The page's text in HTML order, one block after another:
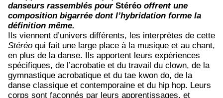
danseurs rassemblés pour Stéréo offrent une
composition bigarrée dont l’hybridation forme la
définition même.
Ils viennent d’univers différents, les interprètes de cette
Stéréo qui fait une large place à la musique et au chant,
en plus de la danse. Ils apportent leurs expériences
spécifiques, de l’acrobatie et du travail du clown, de la
gymnastique acrobatique et du tae kwon do, de la
danse classique et contemporaine et du hip hop. Leurs
corps sont façonnés par leurs apprentissages, et